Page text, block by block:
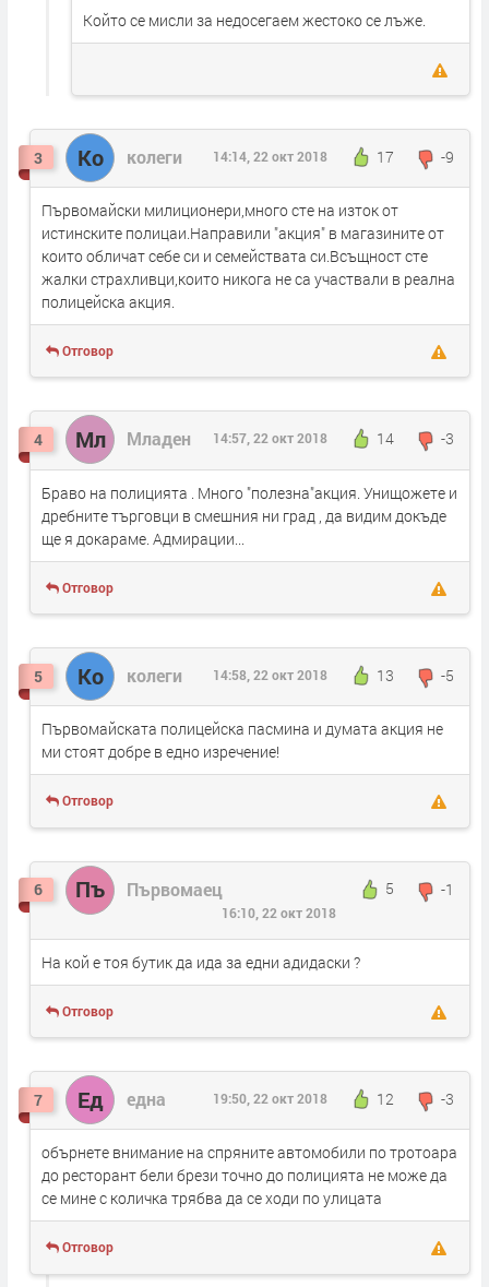
Който се мисли за недосегаем жестоко се лъже.
3 Ко колеги 17 -9
14:14, 22 окт 2018
Първомайски милиционери,много сте на изток от
истинските полицаи.Направили "акция" в магазините от
които обличат себе си и семействата си.Всъщност сте
жалки страхливци,които никога не са участвали в реална
полицейска акция.
Отговор
4 Мл Младен 14 -3
14:57, 22 окт 2018
Браво на полицията . Много "полезна"акция. Унищожете и
дребните търговци в смешния ни град , да видим докъде
ще я докараме. Адмирации...
Отговор
5 Ко колеги 13 -5
14:58, 22 окт 2018
Първомайската полицейска пасмина и думата акция не
ми стоят добре в едно изречение!
Отговор
6 Пъ Първомаец 5 -1
16:10, 22 окт 2018
На кой е тоя бутик да ида за едни адидаски ?
Отговор
7 Ед една 12 -3
19:50, 22 окт 2018
обърнете внимание на спряните автомобили по тротоара
до ресторант бели брези точно до полицията не може да
се мине с количка трябва да се ходи по улицата
Отговор